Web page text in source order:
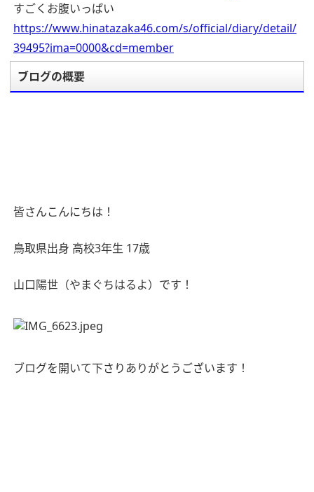
すごくお腹いっぱい
https://www.hinatazaka46.com/s/official/diary/detail/
39495?ima=0000&cd=member
ブログの概要
皆さんこんにちは！
鳥取県出身 高校3年生 17歳
山口陽世（やまぐちはるよ）です！
ブログを開いて下さりありがとうございます！